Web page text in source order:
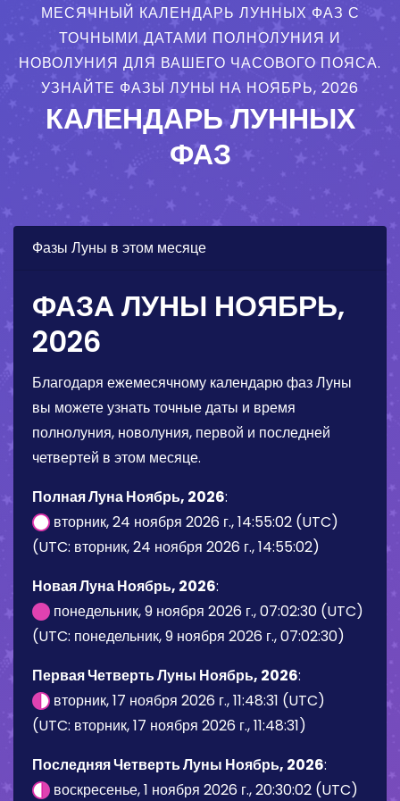
МЕСЯЧНЫЙ КАЛЕНДАРЬ ЛУННЫХ ФАЗ С
ТОЧНЫМИ ДАТАМИ ПОЛНОЛУНИЯ И
НОВОЛУНИЯ ДЛЯ ВАШЕГО ЧАСОВОГО ПОЯСА.
УЗНАЙТЕ ФАЗЫ ЛУНЫ НА НОЯБРЬ, 2026
КАЛЕНДАРЬ ЛУННЫХ
ФАЗ
Фазы Луны в этом месяце
ФАЗА ЛУНЫ НОЯБРЬ,
2026
Благодаря ежемесячному календарю фаз Луны
вы можете узнать точные даты и время
полнолуния, новолуния, первой и последней
четвертей в этом месяце.
Полная Луна Ноябрь, 2026:
вторник, 24 ноября 2026 г., 14:55:02 (UTC)
(UTC: вторник, 24 ноября 2026 г., 14:55:02)
Новая Луна Ноябрь, 2026:
понедельник, 9 ноября 2026 г., 07:02:30 (UTC)
(UTC: понедельник, 9 ноября 2026 г., 07:02:30)
Первая Четверть Луны Ноябрь, 2026:
вторник, 17 ноября 2026 г., 11:48:31 (UTC)
(UTC: вторник, 17 ноября 2026 г., 11:48:31)
Последняя Четверть Луны Ноябрь, 2026:
воскресенье, 1 ноября 2026 г., 20:30:02 (UTC)